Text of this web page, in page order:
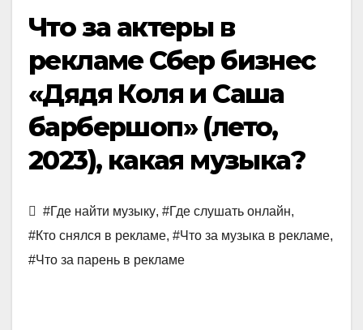
Что за актеры в
рекламе Сбер бизнес
«Дядя Коля и Саша
барбершоп» (лето,
2023), какая музыка?
#Где найти музыку, #Где слушать онлайн,
#Кто снялся в рекламе, #Что за музыка в рекламе,
#Что за парень в рекламе